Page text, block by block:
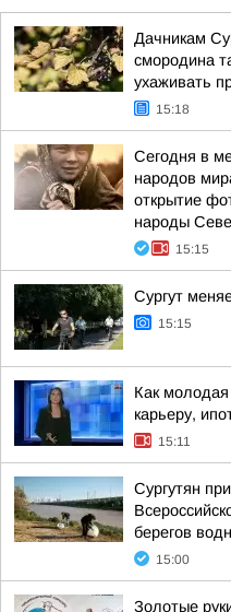
Дачникам
смородина
ухаживать
15:18
Сегодня в
народов
открытие
народы
15:15
Сургут
15:15
Как
карьеру,
15:11
Сургутян
берегов
15:00
Золотые